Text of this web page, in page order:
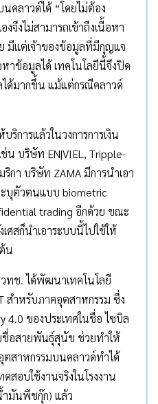
คลาวด์ได้ “โดยไม่ต้อง
จึงไม่สามารถเข้าถึงเนื้อหา
มีแต่เจ้าของข้อมูลที่มีกุญแจ
าข้อมูลได้ เทคโนโลยีนี้จึงปิด
ได้มากขึ้น แม้แต่กรณีคลาวด์
ริการแล้วในวงการการเงิน
น บริษัท EN|VIEL, Tripple-
กา บริษัท ZAMA มีการนำเอา
ะบุตัวตนแบบ biometric
trading อีกด้วย ขณะ
ศสก็นำเอาระบบนี้ไปใช้ให้
น
ทช. ได้พัฒนาเทคโนโลยี
สำหรับภาคอุตสาหกรรม ซึ่ง
4.0 ของประเทศในชื่อ ไซบิล
ชื่อสายพันธุ์สุนัข ช่วยทำให้
ตสาหกรรมบนคลาวด์ทำได้
สอบใช้งานจริงในโรงงาน
มันพืชกุ๊ก) แล้ว